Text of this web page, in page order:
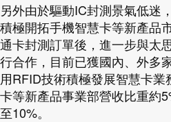
另外由於驅動IC封測景氣低迷
積極開拓手機智慧卡等新產品
通卡封測訂單後，進一步與太
行合作，目前已獲國內、外多
用RFID技術積極發展智慧卡
卡等新產品事業部營收比重約
至10%。